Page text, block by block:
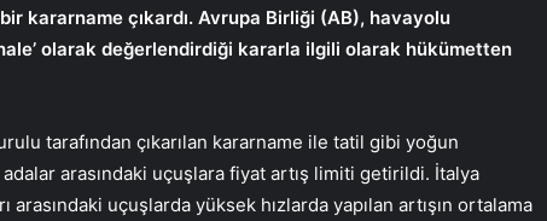
kararname çıkardı. Avrupa Birliği (AB), havayolu
olarak değerlendirdiği kararla ilgili olarak hükümetten
tarafından çıkarılan kararname ile tatil gibi yoğun
arasındaki uçuşlara fiyat artış limiti getirildi. İtalya
arasındaki uçuşlarda yüksek hızlarda yapılan artışın ortalama